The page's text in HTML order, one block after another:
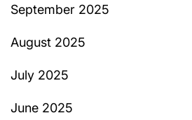
September 2025
August 2025
July 2025
June 2025